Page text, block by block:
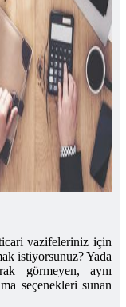
vazifeleriniz için
istiyorsunuz? Yada
görmeyen, aynı
seçenekleri sunan